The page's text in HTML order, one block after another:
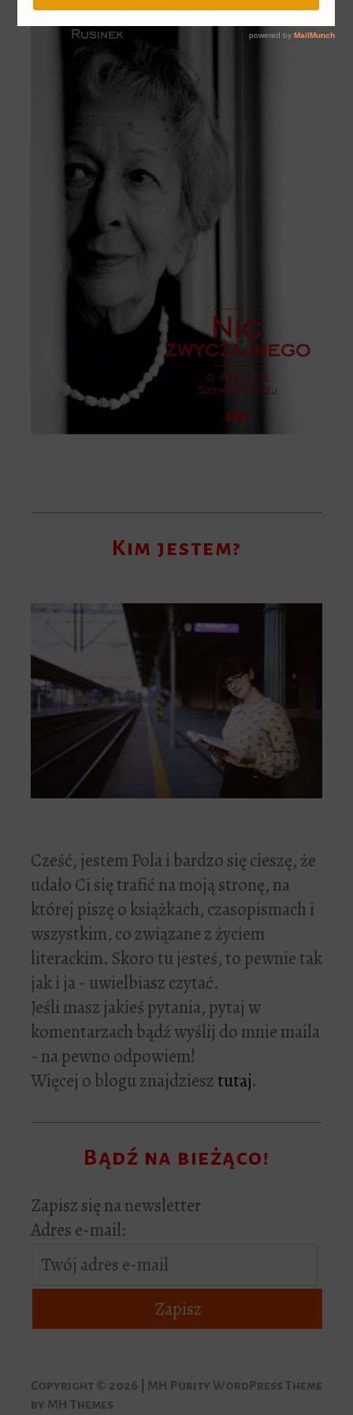
Kim jestem?
Cześć, jestem Pola i bardzo się cieszę, że
udało Ci się trafić na moją stronę, na
której piszę o książkach, czasopismach i
wszystkim, co związane z życiem
literackim. Skoro tu jesteś, to pewnie tak
jak i ja - uwielbiasz czytać.
Jeśli masz jakieś pytania, pytaj w
komentarzach bądź wyślij do mnie maila
- na pewno odpowiem!
Więcej o blogu znajdziesztutaj.
Bądź na bieżąco!
Zapisz się na newsletter
Adres e-mail:
Copyright © 2026 | MH Purity WordPress Theme
by MH Themes